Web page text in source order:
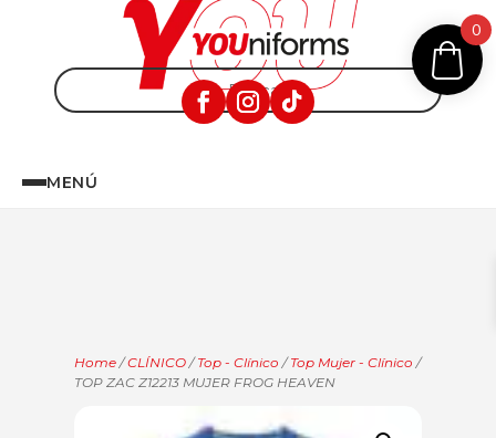
MENÚ
Home /CLÍNICO /Top - Clínico /Top Mujer - Clínico /
TOP ZAC Z12213 MUJER FROG HEAVEN
0